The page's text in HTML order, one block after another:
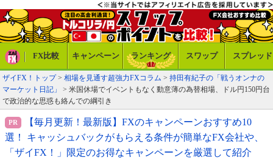
FX比較 キャンペーン ランキング スワップ スプレッド
ザイFX！トップ> 相場を見通す超強力FXコラム > 持田有紀子の「戦うオンナの
マーケット日記」
> 米国休場でイベントもなく動意薄の為替相場、ドル円150円台
で政治的な思惑も絡んでの綱引き
【毎月更新！最新版】FXのキャンペーンおすすめ10
選！ キャッシュバックがもらえる条件が簡単なFX会社や、
「ザイFX！」限定のお得なキャンペーンを厳選して紹介